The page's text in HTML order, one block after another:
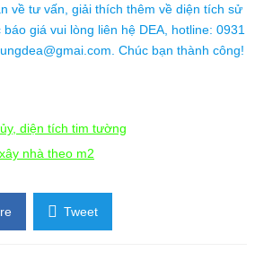
về tư vấn, giải thích thêm về diện tích sử
giá vui lòng liên hệ DEA, hotline: 0931
Chúc bạn thành công!
diện tích tim tường
nhà theo m2
Tweet